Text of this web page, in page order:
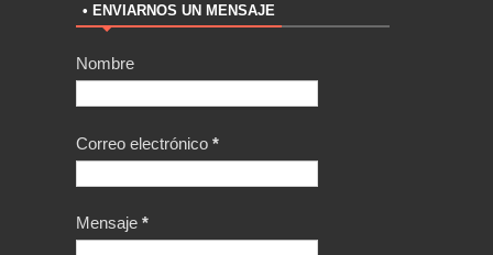
• ENVIARNOS UN MENSAJE
Nombre
Correo electrónico *
Mensaje *